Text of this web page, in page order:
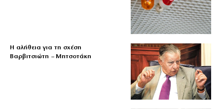
Η αλήθεια για τη σχέση
Βαρβιτσιώτη – Μητσοτάκη